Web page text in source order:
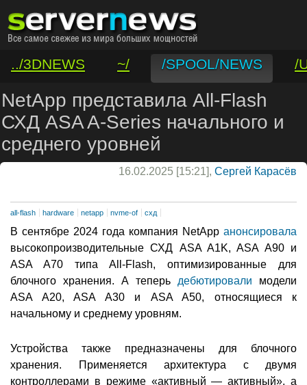
../3DNEWS ~/ /SPOOL/NEWS
/
/VAR/CONTACT
NetApp представила All-Flash
СХД ASA A-Series начального и
среднего уровней
16.02.2025 [15:21], Сергей Карасёв
all-flash hardware netapp nvme-of схд
В сентябре 2024 года компания NetApp анонсировала
высокопроизводительные СХД ASA A1K, ASA A90 и
ASA A70 типа All-Flash, оптимизированные для
блочного хранения. А теперь дебютировали модели
ASA A20, ASA A30 и ASA A50, относящиеся к
начальному и среднему уровням.
Устройства также предназначены для блочного
хранения. Применяется архитектура с двумя
контроллерами в режиме «активный — активный», а